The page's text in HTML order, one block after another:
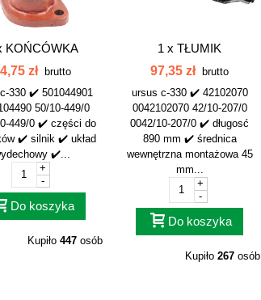
KOŃCÓWKA
C-330...
zł brutto
330 ✔️ 501044901
50/10-449/0
449/0 ✔️ części do
✔️ silnik ✔️ układ
✔️...
-
+
Do koszyka
Kupiło 447 osób
1 x TŁUMIK
EMALIOWANY C330
97,35 zł brutto
ursus c-330 ✔️ 42102070
0042102070 42/10-207/0
0042/10-207/0 ✔️ długosć
890 mm ✔️ średnica
wewnętrzna montażowa 45
mm...
-
+
Do koszyka
Kupiło 267 osób